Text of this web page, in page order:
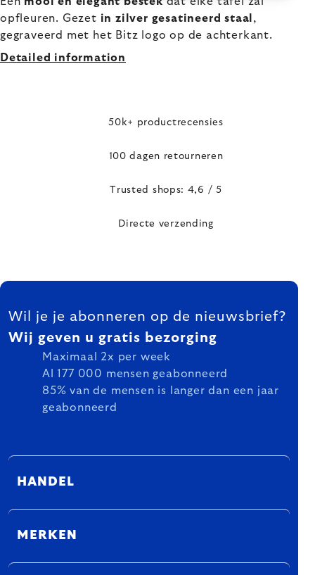
opfleuren. Gezet in zilver gesatineerd staal ,
gegraveerd met het Bitz logo op de achterkant.
Detailed information
50k+ productrecensies
100 dagen retourneren
Trusted shops: 4,6 / 5
Directe verzending
FOOTER
Wil je je abonneren op de nieuwsbrief?
Wij geven u gratis bezorging
Maximaal 2x per week
Al 177 000 mensen geabonneerd
85% van de mensen is langer dan een jaar
geabonneerd
HANDEL
MERKEN